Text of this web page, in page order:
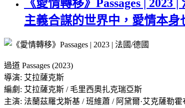
《愛情轉移》Passages |
主義合謀的世界中，愛情本
過道 Passages (2023)
導演: 艾拉薩克斯
編劇: 艾拉薩克斯 / 毛里西奧扎克瑞亞斯
主演: 法蘭茲羅戈斯基 / 班維蕭 / 阿黛爾·艾克薩勒